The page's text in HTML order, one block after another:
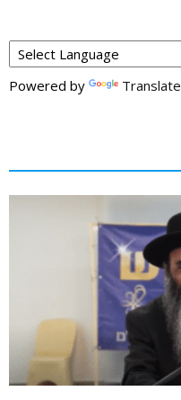
Powered by Translate